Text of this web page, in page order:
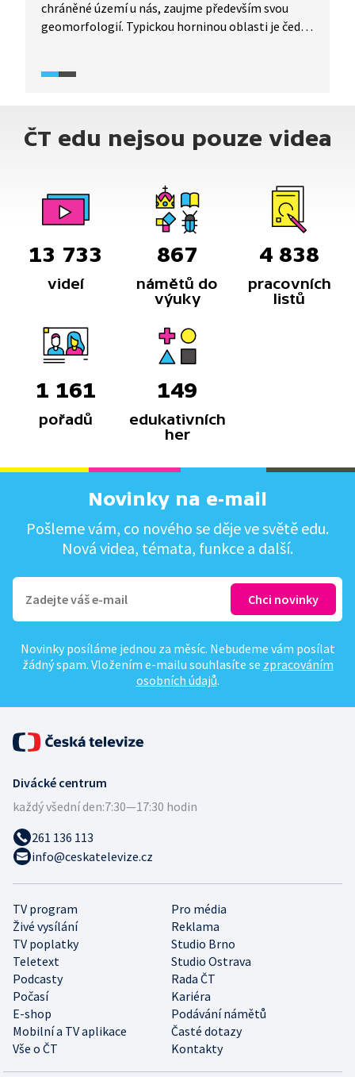
chráněné území u nás, zaujme především svou
geomorfologií. Typickou horninou oblasti je čedič,
zbytky lávových sopouchů a další pozůstatky
ČT edu nejsou pouze videa
13 733
videí
867
námětů do
výuky
4 838
pracovních
listů
1 161
pořadů
149
edukativních
her
Novinky na e-mail
Pošleme vám, co nového se děje ve světě edu.
Nová videa, témata, funkce a další.
Novinky posíláme jednou za měsíc. Nebudeme vám posílat
žádný spam. Vložením e-mailu souhlasíte se zpracováním
osobních údajů.